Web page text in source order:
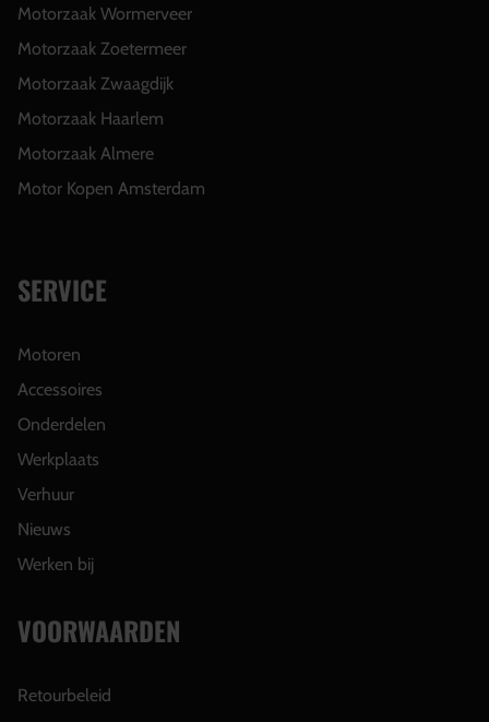
Motorzaak Wormerveer
Motorzaak Zoetermeer
Motorzaak Zwaagdijk
Motorzaak Haarlem
Motorzaak Almere
Motor Kopen Amsterdam
SERVICE
Motoren
Accessoires
Onderdelen
Werkplaats
Verhuur
Nieuws
Werken bij
VOORWAARDEN
Retourbeleid